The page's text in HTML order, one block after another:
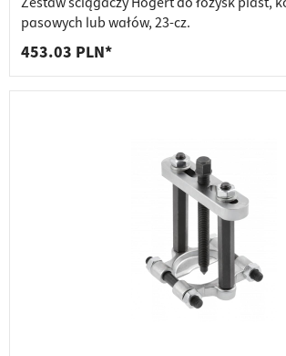
pasowych lub wałów, 23-cz.
453.03 PLN*